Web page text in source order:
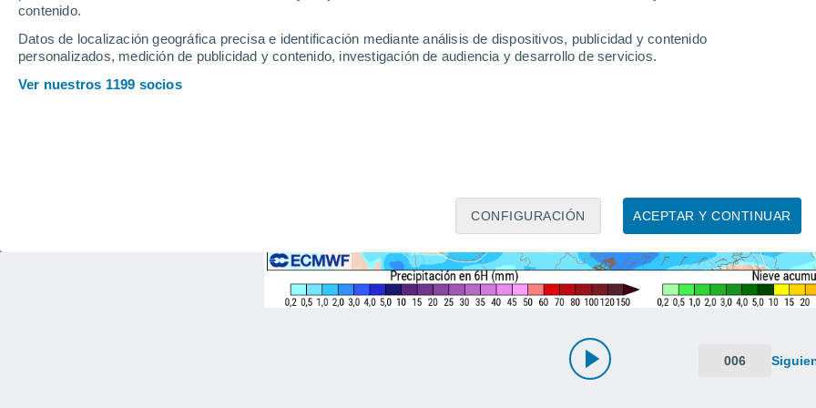
contenido.
Datos de localización geográfica precisa e identificación mediante análisis de dispositivos, publicidad y contenido
personalizados, medición de publicidad y contenido, investigación de audiencia y desarrollo de servicios.
Ver nuestros 1199 socios
ACEPTAR Y CONTINUAR
CONFIGURACIÓN
006